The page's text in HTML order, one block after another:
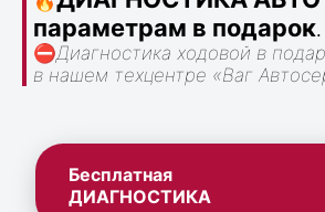
параметрам в подарок.
⛔Диагностика ходовой в
в нашем техцентре «Ваг
Бесплатная
ДИАГНОСТИКА